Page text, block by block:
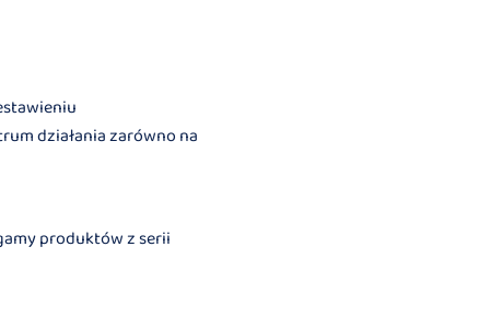
działania zarówno na
produktów z serii